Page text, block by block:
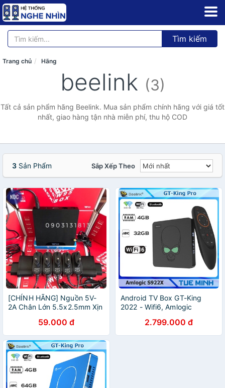
Tìm kiếm
Trang chủ Hãng
beelink (3)
Tất cả sản phẩm hãng Beelink. Mua sản phẩm chính hãng với giá tốt
nhất, giao hàng tận nhà miễn phí, thu hộ COD
3 Sản Phẩm Sắp Xếp Theo
[CHÍNH HÃNG] Nguồn 5V-
2A Chân Lớn 5.5x2.5mm Xịn
59.000 đ
Android TV Box GT-King
2022 - Wifi6, Amlogic
trong 32GB2.799.000 đ